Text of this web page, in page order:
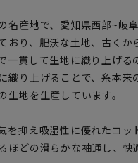
名産地で、愛知県西部~岐
おり、肥沃な土地、古く
一貫して生地に織り上げる
織り上げることで、糸本
生地を生産しています。
を抑え吸湿性に優れたコ
ほどの滑らかな袖通し、快